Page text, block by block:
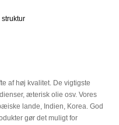
af høj kvalitet. De vigtigste
æterisk olie osv. Vores
lande, Indien, Korea. God
gør det muligt for